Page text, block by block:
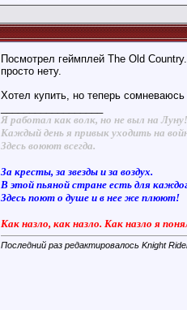
Посмотрел геймплей The Old
просто нету.
Хотел купить, но теперь
Я работал как волк, но не выл на Луну!
Каждый день я привык уходить на
Здесь воюют всегда.
За кресты, за звезды и за воздух.
В этой пьяной стране есть для
Здесь поют о душе и в нее же плюют!
Как назло, как назло. Как назло я
Последний раз редактировалось Knight